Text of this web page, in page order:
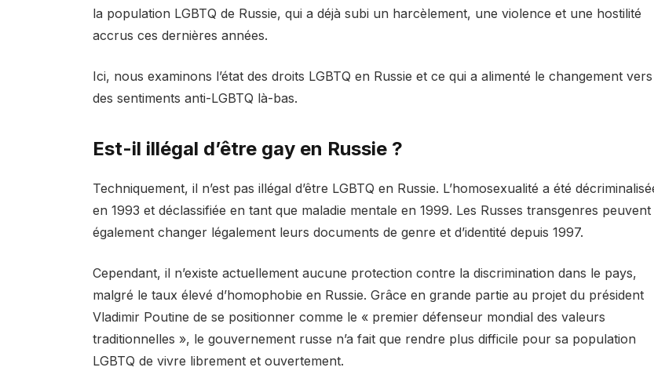
la population LGBTQ de Russie, qui a déjà subi un harcèlement, une violence et une hostilité
accrus ces dernières années.
Ici, nous examinons l’état des droits LGBTQ en Russie et ce qui a alimenté le changement vers
des sentiments anti-LGBTQ là-bas.
Est-il illégal d’être gay en Russie ?
Techniquement, il n’est pas illégal d’être LGBTQ en Russie. L’homosexualité a été
en 1993 et ​​déclassifiée en tant que maladie mentale en 1999. Les Russes transgenres peuvent
également changer légalement leurs documents de genre et d’identité depuis 1997.
Cependant, il n’existe actuellement aucune protection contre la discrimination dans le pays,
malgré le taux élevé d’homophobie en Russie. Grâce en grande partie au projet du président
Vladimir Poutine de se positionner comme le « premier défenseur mondial des valeurs
traditionnelles », le gouvernement russe n’a fait que rendre plus difficile pour sa population
LGBTQ de vivre librement et ouvertement.